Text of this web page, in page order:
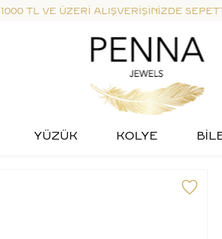
1000 TL VE ÜZERİ ALIŞVERİŞİNİZDE
YÜZÜK KOLYE